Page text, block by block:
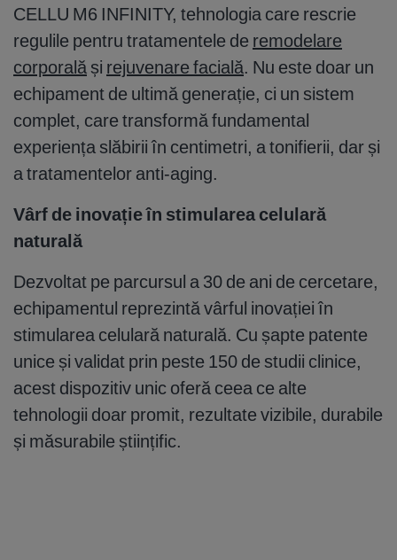
CELLU M6 INFINITY, tehnologia care rescrie
regulile pentru tratamentele de remodelare
corporală și rejuvenare facială. Nu este doar un
echipament de ultimă generație, ci un sistem
complet, care transformă fundamental
experiența slăbirii în centimetri, a tonifierii, dar și
a tratamentelor anti-aging.
Vârf de inovație în stimularea celulară
naturală
Dezvoltat pe parcursul a 30 de ani de cercetare,
echipamentul reprezintă vârful inovației în
stimularea celulară naturală. Cu șapte patente
unice și validat prin peste 150 de studii clinice,
acest dispozitiv unic oferă ceea ce alte
tehnologii doar promit, rezultate vizibile, durabile
și măsurabile științific.